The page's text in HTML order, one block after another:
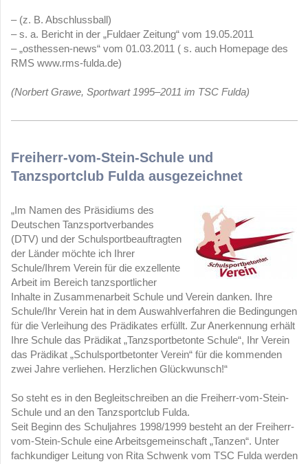
– (z. B. Abschlussball)
– s. a. Bericht in der „Fuldaer Zeitung“ vom 19.05.2011
– „osthessen-news“ vom 01.03.2011 ( s. auch Homepage des
RMS www.rms-fulda.de)
(Norbert Grawe, Sportwart 1995–2011 im TSC Fulda)
Freiherr-vom-Stein-Schule und
Tanzsportclub Fulda ausgezeichnet
„Im Namen des Präsidiums des
Deutschen Tanzsportverbandes
(DTV) und der Schulsportbeauftragten
der Länder möchte ich Ihrer
Schule/Ihrem Verein für die exzellente
Arbeit im Bereich tanzsportlicher
Inhalte in Zusammenarbeit Schule und Verein danken. Ihre
Schule/Ihr Verein hat in dem Auswahlverfahren die Bedingungen
für die Verleihung des Prädikates erfüllt. Zur Anerkennung erhält
Ihre Schule das Prädikat „Tanzsportbetonte Schule“, Ihr Verein
das Prädikat „Schulsportbetonter Verein“ für die kommenden
zwei Jahre verliehen. Herzlichen Glückwunsch!“
So steht es in den Begleitschreiben an die Freiherr-vom-Stein-
Schule und an den Tanzsportclub Fulda.
Seit Beginn des Schuljahres 1998/1999 besteht an der Freiherr-
vom-Stein-Schule eine Arbeitsgemeinschaft „Tanzen“. Unter
fachkundiger Leitung von Rita Schwenk vom TSC Fulda werden